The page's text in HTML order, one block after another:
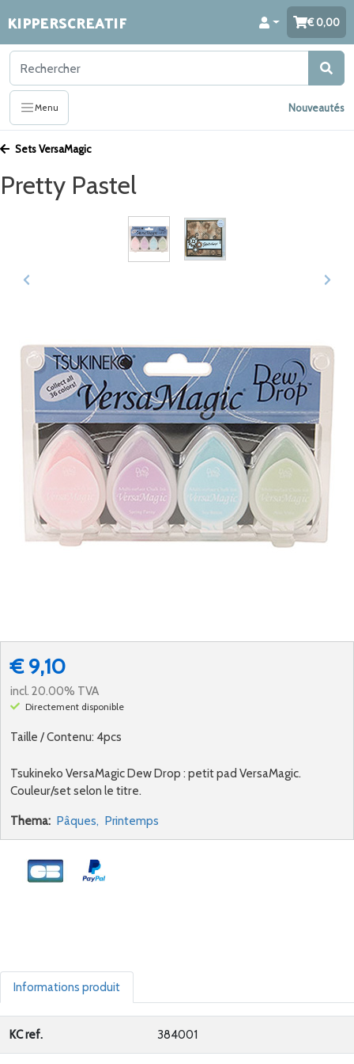
KIPPERSCREATIF 0,00
Menu Nouveautés
Sets VersaMagic
Pretty Pastel
Taille / Contenu: 4pcs
€ 9,10
incl. 20.00% TVA
Directement disponible
Tsukineko VersaMagic Dew Drop : petit pad VersaMagic.
Couleur/set selon le titre.
Thema: Pâques, Printemps
Informations produit
KC ref. 384001